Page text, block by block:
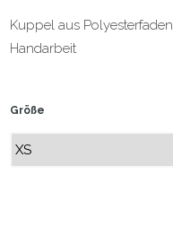
Kuppel aus Polyesterfaden
Handarbeit
Größe